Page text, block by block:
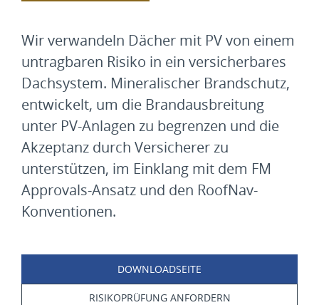
Wir verwandeln Dächer mit PV von einem
untragbaren Risiko in ein versicherbares
Dachsystem. Mineralischer Brandschutz,
entwickelt, um die Brandausbreitung
unter PV-Anlagen zu begrenzen und die
Akzeptanz durch Versicherer zu
unterstützen, im Einklang mit dem FM
Approvals-Ansatz und den RoofNav-
Konventionen.
DOWNLOADSEITE
RISIKOPRÜFUNG ANFORDERN